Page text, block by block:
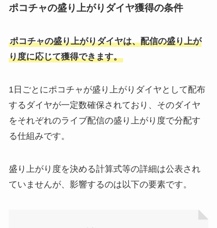
ポコチャの盛り上がりダイヤ獲得の条件
ポコチャの盛り上がりダイヤは、配信の盛り上が
り度に応じて獲得できます。
1日ごとにポコチャが盛り上がりダイヤとして配布
するダイヤが一定数確保されており、そのダイヤ
をそれぞれのライブ配信の盛り上がり度で分配す
る仕組みです。
盛り上がり度を決める計算式等の詳細は公表され
ていませんが、影響するのは以下の要素です。